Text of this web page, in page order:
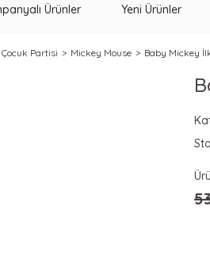
Ürünler Yeni Ürünler
Partisi Mickey Mouse Baby Mickey